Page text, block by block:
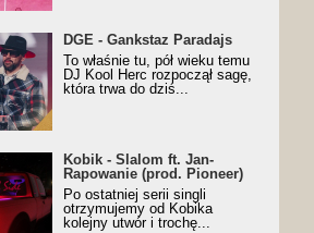
z nagrodą za
Trueschoolowy
Roku (Popkillery 2023)
DGE - Gankstaz Paradajs
To właśnie tu, pół wieku temu
DJ Kool Herc rozpoczął sagę,
która trwa do dziś...
- Slalom ft. Jan-
(prod. Pioneer)
Music Visualiser]
Kobik - Slalom ft. Jan-
Rapowanie (prod. Pioneer)
Po ostatniej serii singli
otrzymujemy od Kobika
kolejny utwór i trochę...